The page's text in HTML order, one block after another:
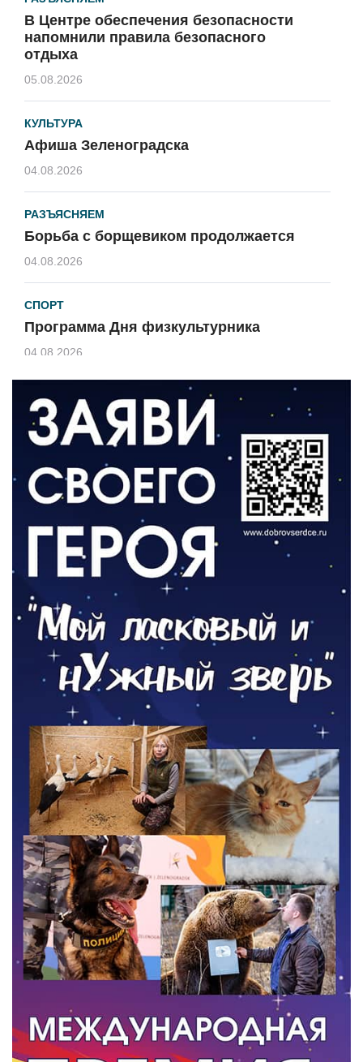
В Центре обеспечения безопасности
напомнили правила безопасного
отдыха
05.08.2026
КУЛЬТУРА
Афиша Зеленоградска
04.08.2026
РАЗЪЯСНЯЕМ
Борьба с борщевиком продолжается
04.08.2026
СПОРТ
Программа Дня физкультурника
04.08.2026
ЗЕМЛЯКИ
«Мы радовались, так как видели
результат своего труда»
О ЧЕМ ПИСАЛА ГАЗЕТА
По страницам архивных газет
03.08.2026